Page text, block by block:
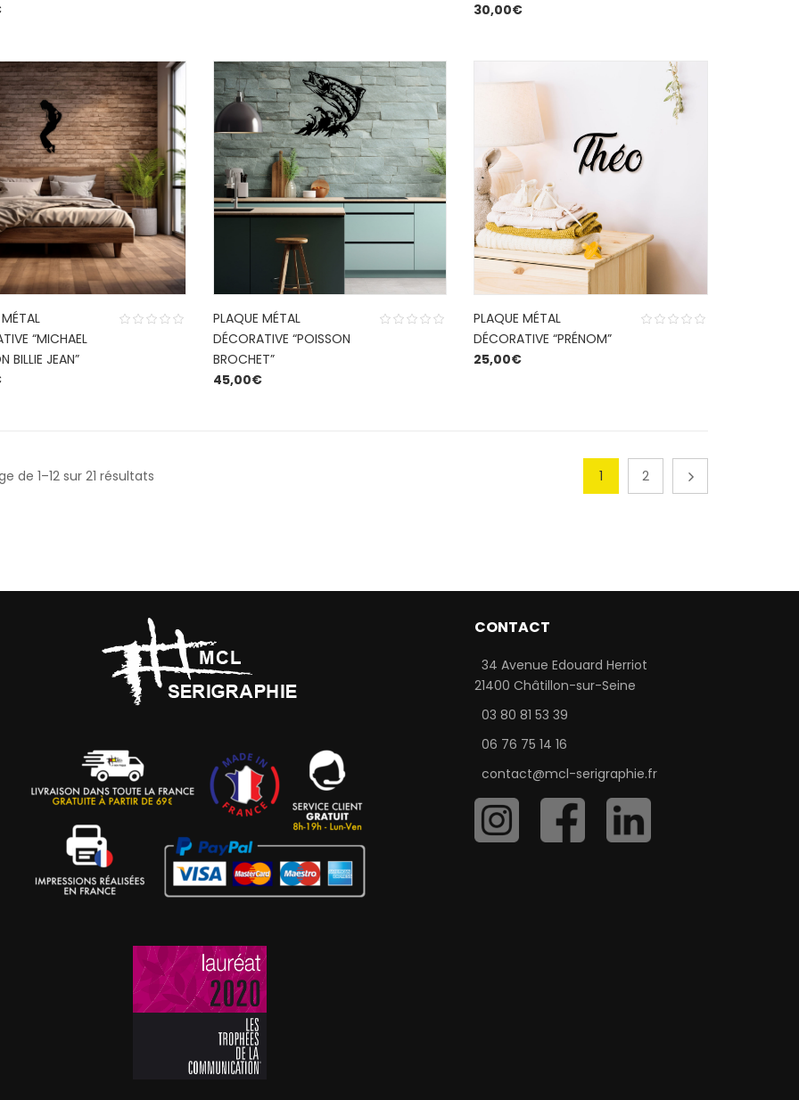
30,00€
“MICHAEL
BILLIE JEAN”
PLAQUE MÉTAL
DÉCORATIVE “POISSON
BROCHET”
45,00€
PLAQUE MÉTAL
DÉCORATIVE “PRÉNOM”
25,00€
de 1–12 sur 21 résultats 1 2
CONTACT
34 Avenue Edouard Herriot
21400 Châtillon-sur-Seine
03 80 81 53 39
06 76 75 14 16
contact@mcl-serigraphie.fr